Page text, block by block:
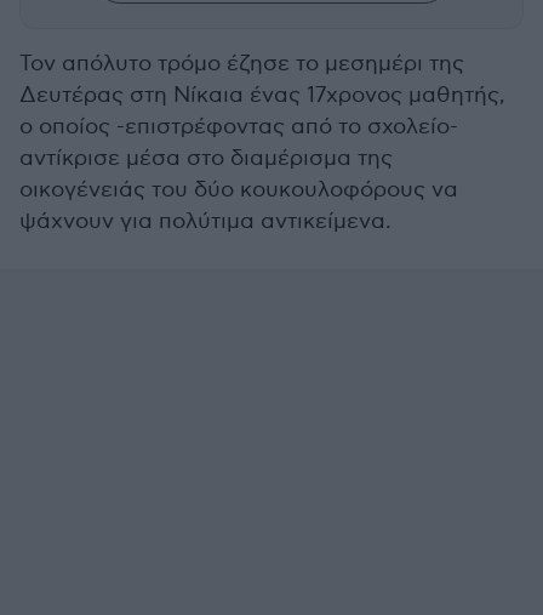
Τον απόλυτο τρόμο έζησε το μεσημέρι της
Δευτέρας στη Νίκαια ένας 17χρονος μαθητής,
ο οποίος -επιστρέφοντας από το σχολείο-
αντίκρισε μέσα στο διαμέρισμα της
οικογένειάς του δύο κουκουλοφόρους να
ψάχνουν για πολύτιμα αντικείμενα.